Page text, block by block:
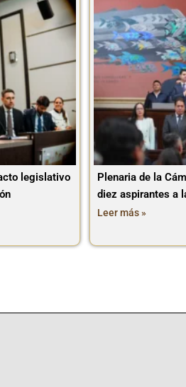
legislativo
Plenaria de la
diez aspirantes a
Leer más »